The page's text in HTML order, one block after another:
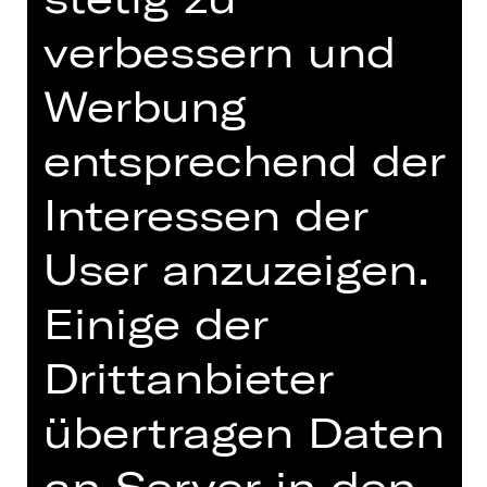
JOCHEN KUPFER
9. Kammerkonzert
Sonntag, 11.07.2027
Konzert
Gluck-Saal
Tickets
Termine und Besetzung
verbessern und
Werbung
entsprechend der
Interessen der
User anzuzeigen.
Einige der
Drittanbieter
übertragen Daten